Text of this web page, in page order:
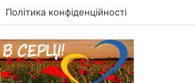
Політика конфіденційності